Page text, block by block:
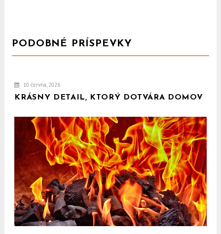
PODOBNÉ PRÍSPEVKY
10 června, 2026
KRÁSNY DETAIL, KTORÝ DOTVÁRA DOMOV